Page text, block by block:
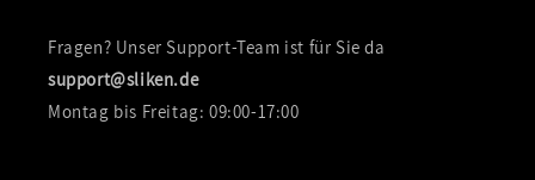
Fragen? Unser Support-Team ist für Sie da
support@sliken.de
Montag bis Freitag: 09:00-17:00